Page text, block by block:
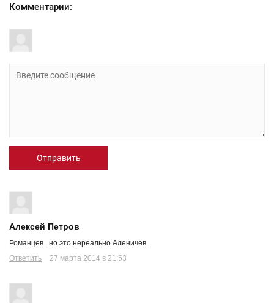
Комментарии:
Отправить
Алексей Петров
Романцев...но это нереально.Аленичев.
Ответить
27 марта 2014 в 21:53